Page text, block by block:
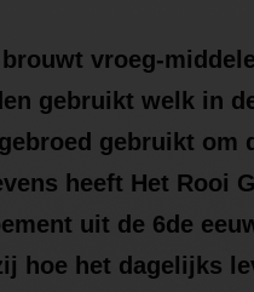
vroeg-
gebruikt welk in
gebruikt om
heeft Het Rooi
uit de 6de
hoe het dagelijks